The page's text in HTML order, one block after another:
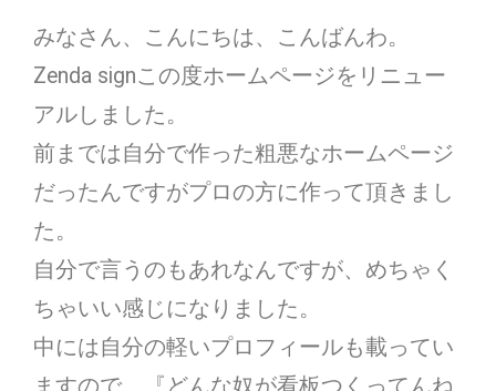
みなさん、こんにちは、こんばんわ。
Zenda signこの度ホームページをリニュー
アルしました。
前までは自分で作った粗悪なホームページ
だったんですがプロの方に作って頂きまし
た。
自分で言うのもあれなんですが、めちゃく
ちゃいい感じになりました。
中には自分の軽いプロフィールも載ってい